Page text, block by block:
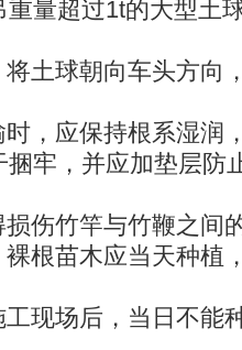
量超过1t的大型土
土球朝向车头方向
，应保持根系湿润
牢，并应加垫层防
伤竹竿与竹鞭之间
根苗木应当天种植
现场后，当日不能